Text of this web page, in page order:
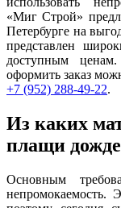
«Миг Строй»
Петербурге на
представлен
доступным
оформить заказ
+7 (952) 288-49-22.
Из каких
плащи
Основным
непромокаемость.